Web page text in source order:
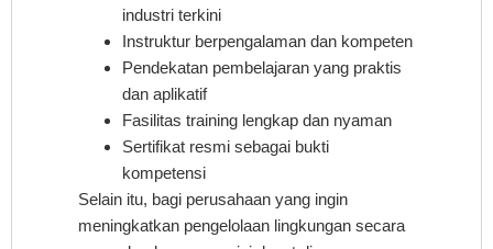
industri terkini
Instruktur berpengalaman dan kompeten
Pendekatan pembelajaran yang praktis
dan aplikatif
Fasilitas training lengkap dan nyaman
Sertifikat resmi sebagai bukti
kompetensi
Selain itu, bagi perusahaan yang ingin
meningkatkan pengelolaan lingkungan secara